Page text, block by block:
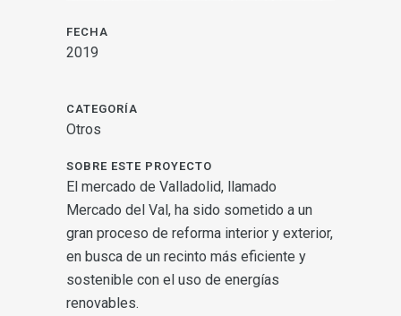
FECHA
2019
CATEGORÍA
Otros
SOBRE ESTE PROYECTO
El mercado de Valladolid, llamado
Mercado del Val, ha sido sometido a un
gran proceso de reforma interior y exterior,
en busca de un recinto más eficiente y
sostenible con el uso de energías
renovables.